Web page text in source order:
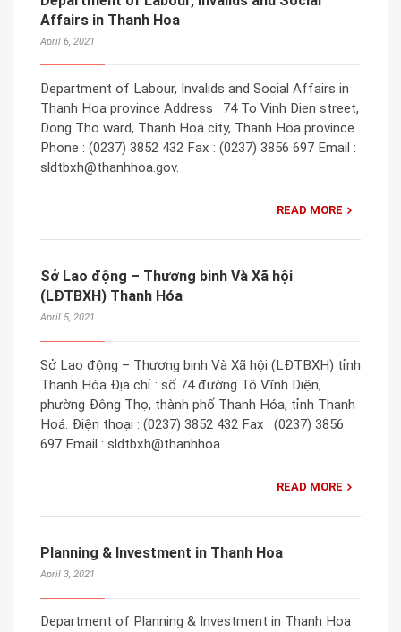
Affairs in Thanh Hoa
April 6, 2021
Department of Labour, Invalids and Social Affairs in
Thanh Hoa province Address : 74 To Vinh Dien street,
Dong Tho ward, Thanh Hoa city, Thanh Hoa province
Phone : (0237) 3852 432 Fax : (0237) 3856 697 Email :
sldtbxh@thanhhoa.gov.
READ MORE
Sở Lao động – Thương binh Và Xã hội
(LĐTBXH) Thanh Hóa
April 5, 2021
Sở Lao động – Thương binh Và Xã hội (LĐTBXH) tỉnh
Thanh Hóa Địa chỉ : số 74 đường Tô Vĩnh Diện,
phường Đông Thọ, thành phố Thanh Hóa, tỉnh Thanh
Hoá. Điện thoại : (0237) 3852 432 Fax : (0237) 3856
697 Email : sldtbxh@thanhhoa.
READ MORE
Planning & Investment in Thanh Hoa
April 3, 2021
Department of Planning & Investment in Thanh Hoa